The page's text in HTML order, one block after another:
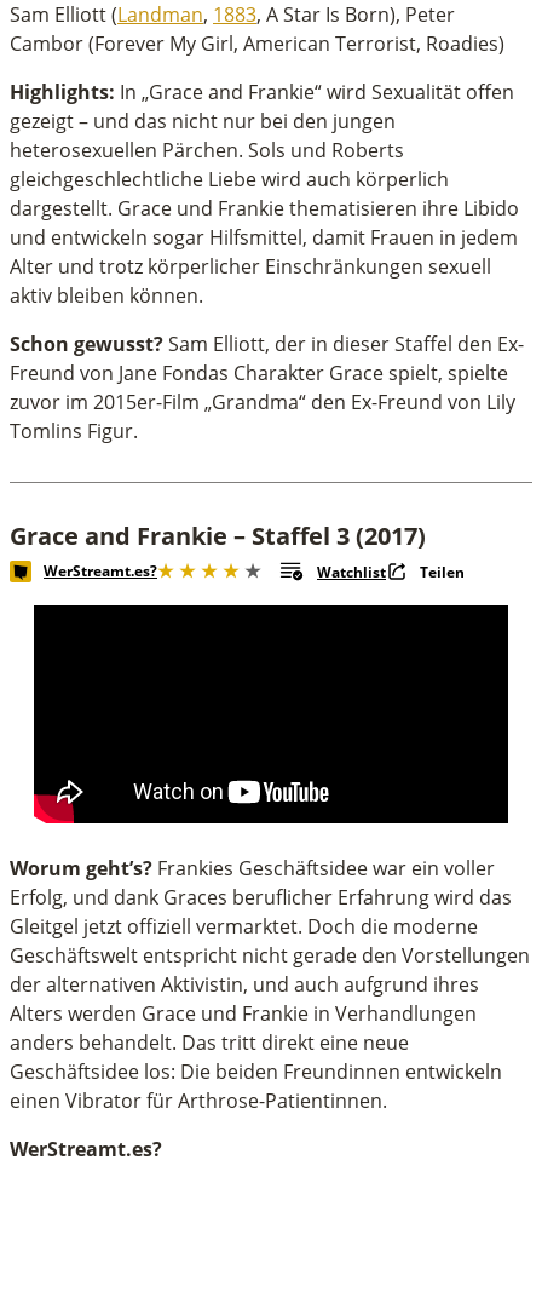
Sam Elliott (Landman, 1883, A Star Is Born), Peter
Cambor (Forever My Girl, American Terrorist, Roadies)
Highlights: In „Grace and Frankie“ wird Sexualität offen
gezeigt – und das nicht nur bei den jungen
heterosexuellen Pärchen. Sols und Roberts
gleichgeschlechtliche Liebe wird auch körperlich
dargestellt. Grace und Frankie thematisieren ihre Libido
und entwickeln sogar Hilfsmittel, damit Frauen in jedem
Alter und trotz körperlicher Einschränkungen sexuell
aktiv bleiben können.
Schon gewusst?Sam Elliott, der in dieser Staffel den Ex-
Freund von Jane Fondas Charakter Grace spielt, spielte
zuvor im 2015er-Film „Grandma“ den Ex-Freund von Lily
Tomlins Figur.
Grace and Frankie – Staffel 3 (2017)
WerStreamt.es? Watchlist Teilen
Worum geht’s? Frankies Geschäftsidee war ein voller
Erfolg, und dank Graces beruflicher Erfahrung wird das
Gleitgel jetzt offiziell vermarktet. Doch die moderne
Geschäftswelt entspricht nicht gerade den Vorstellungen
der alternativen Aktivistin, und auch aufgrund ihres
Alters werden Grace und Frankie in Verhandlungen
anders behandelt. Das tritt direkt eine neue
Geschäftsidee los: Die beiden Freundinnen entwickeln
einen Vibrator für Arthrose-Patientinnen.
WerStreamt.es?